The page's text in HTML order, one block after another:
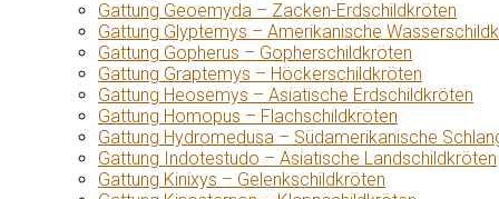
Gattung Geoemyda – Zacken-Erdschildkröten
Gattung Glyptemys – Amerikanische
Gattung Gopherus – Gopherschildkröten
Gattung Graptemys – Höckerschildkröten
Gattung Heosemys – Asiatische Erdschildkröten
Gattung Homopus – Flachschildkröten
Gattung Hydromedusa – Südamerikanische
Gattung Indotestudo – Asiatische Landschildkröten
Gattung Kinixys – Gelenkschildkröten